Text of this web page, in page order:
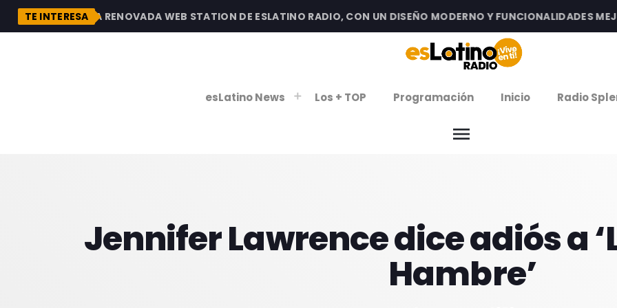
TE INTERESA
DESCUBRE LA RENOVADA WEB STATION DE ESLATINO RADIO, CON UN DISEÑO MODERNO Y FUNCIONALIDADES
esLatino News Los + TOP Programación Inicio Radio
menu
PROGRAMACIÓN
Jennifer Lawrence dice adiós a
Hambre’